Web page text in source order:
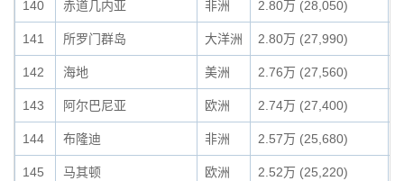
140 赤道几内亚 非洲 2.80万 (28,050)
141 所罗门群岛 大洋洲 2.80万 (27,990)
142 海地 美洲 2.76万 (27,560)
143 阿尔巴尼亚 欧洲 2.74万 (27,400)
144 布隆迪 非洲 2.57万 (25,680)
145 马其顿 欧洲 2.52万 (25,220)